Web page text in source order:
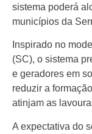
sistema poderá
municípios da
Inspirado no
(SC), o sistema
e geradores em
reduzir a
atinjam as
A expectativa do